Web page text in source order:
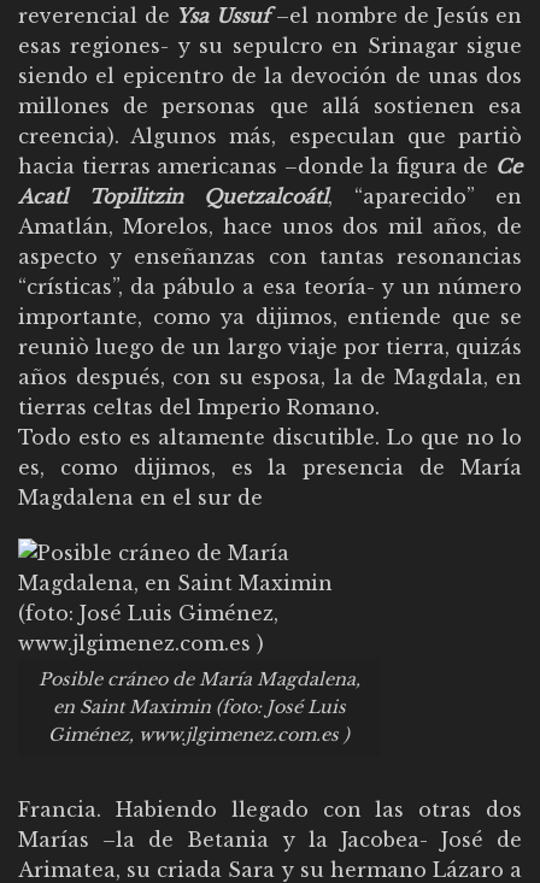
reverencial de Ysa Ussuf–el nombre de Jesús en
esas regiones- y su sepulcro en Srinagar sigue
siendo el epicentro de la devoción de unas dos
millones de personas que allá sostienen esa
creencia). Algunos más, especulan que partiò
hacia tierras americanas –donde la figura de Ce
Acatl Topilitzin Quetzalcoátl, “aparecido” en
Amatlán, Morelos, hace unos dos mil años, de
aspecto y enseñanzas con tantas resonancias
“crísticas”, da pábulo a esa teoría- y un número
importante, como ya dijimos, entiende que se
reuniò luego de un largo viaje por tierra, quizás
años después, con su esposa, la de Magdala, en
tierras celtas del Imperio Romano.
Todo esto es altamente discutible. Lo que no lo
es, como dijimos, es la presencia de María
Magdalena en el sur de
Posible cráneo de María Magdalena,
en Saint Maximin (foto: José Luis
Giménez, www.jlgimenez.com.es )
Francia. Habiendo llegado con las otras dos
Marías –la de Betania y la Jacobea- José de
Arimatea, su criada Sara y su hermano Lázaro a